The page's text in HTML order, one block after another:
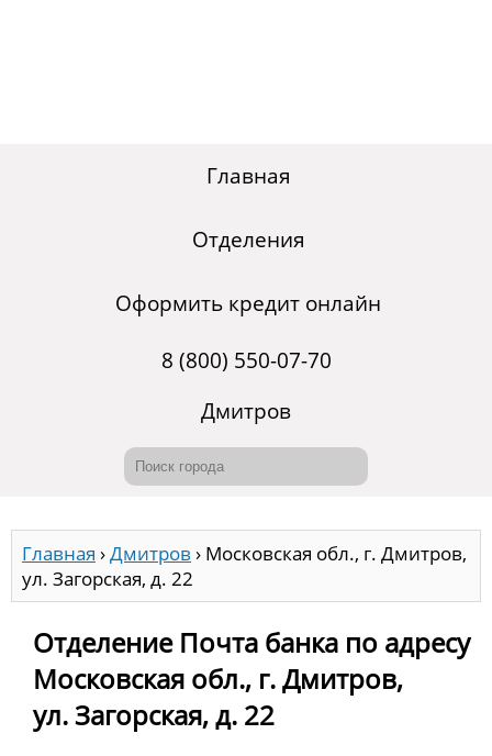
Главная
Отделения
Оформить кредит онлайн
8 (800) 550-07-70
Дмитров
Главная ›Дмитров › Московская обл., г. Дмитров,
ул. Загорская, д. 22
Отделение Почта банка по адресу
Московская обл., г. Дмитров,
ул. Загорская, д. 22